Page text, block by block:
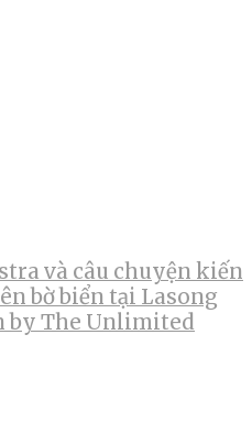
và câu chuyện kiến
bờ biển tại Lasong
by The Unlimited